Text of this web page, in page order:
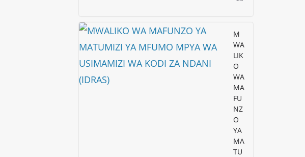
M
WA
LIK
O
WA
MA
FU
NZ
O
YA
MA
TU